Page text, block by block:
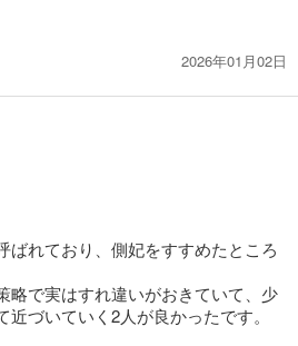
2026年01月02日
ばれており、側妃をすすめたところ
略で実はすれ違いがおきていて、少
づいていく2人が良かったです。